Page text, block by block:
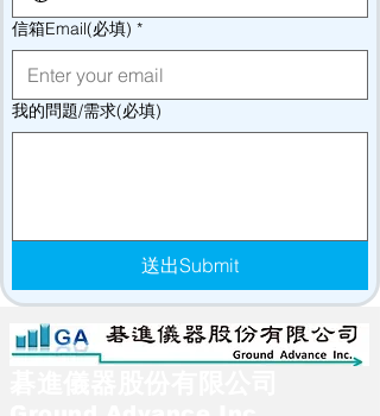
信箱Email(必填) *
我的問題/需求(必填)
送出Submit